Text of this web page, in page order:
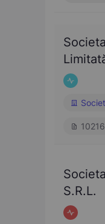
S.R.L.